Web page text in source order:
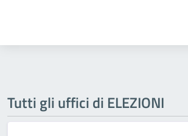
Tutti gli uffici di ELEZIONI